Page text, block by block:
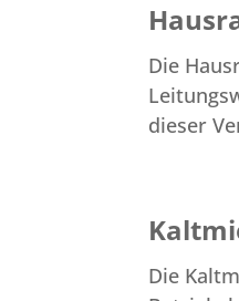
Die
dieser
Die